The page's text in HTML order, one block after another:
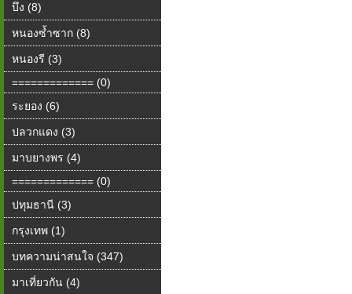
บึง (8)
หนองซ้ำซาก (8)
หนองรี (3)
============= (0)
ระยอง (6)
ปลวกแดง (3)
มาบยางพร (4)
============= (0)
ปทุมธานี (3)
กรุงเทพ (1)
บทความน่าสนใจ (347)
มาเที่ยวกัน (4)